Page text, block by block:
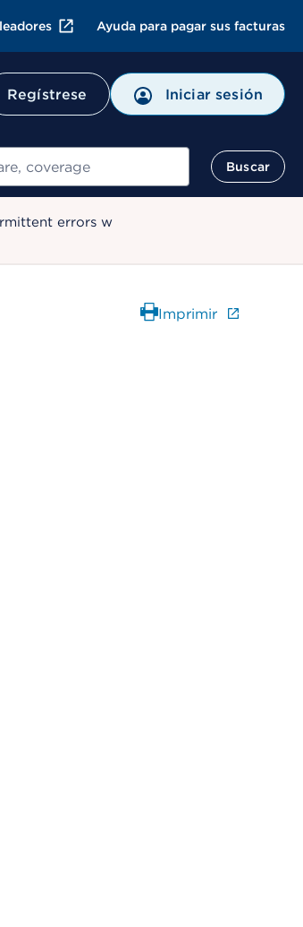
Ayuda para pagar sus facturas
Regístrese Iniciar sesión
Buscar
errors w
Imprimir